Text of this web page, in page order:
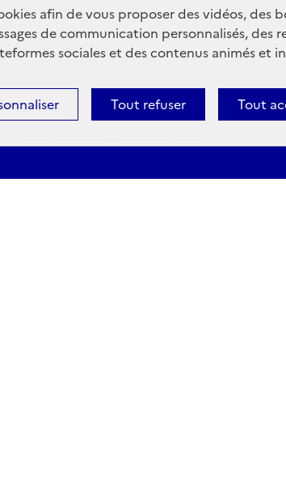
afin de vous proposer des vidéos, des
de communication personnalisés, des
sociales et des contenus animés et
Tout
Tout refuser